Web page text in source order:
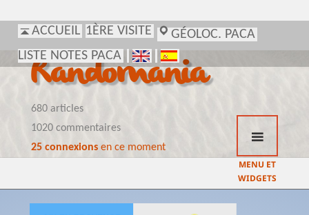
ACCUEIL 1ÈRE VISITE
GÉOLOC. PACA
LISTE NOTES PACA
Randomania
680 articles
1020 commentaires
25 connexionsen ce moment
MENU ET
WIDGETS